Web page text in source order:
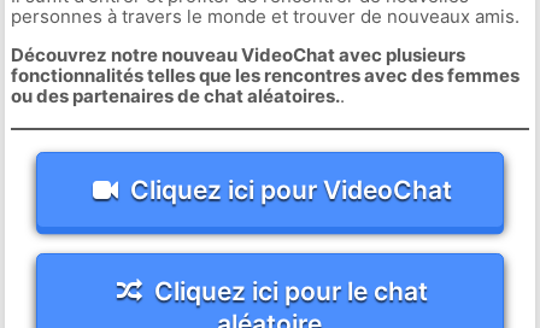
personnes à travers le monde et trouver de nouveaux amis.
Découvrez notre nouveau VideoChat avec plusieurs
fonctionnalités telles que les rencontres avec des femmes
ou des partenaires de chat aléatoires..
Cliquez ici pour VideoChat
Cliquez ici pour le chat